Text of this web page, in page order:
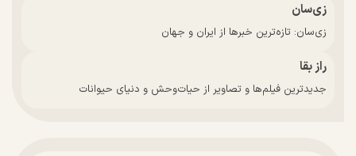
زی‌سان
زی‌سان: تازه‌ترین خبرها از ایران و جهان
راز بقا
جدیدترین فیلم‌ها و تصاویر از حیات‌وحش و دنیای حیوانات